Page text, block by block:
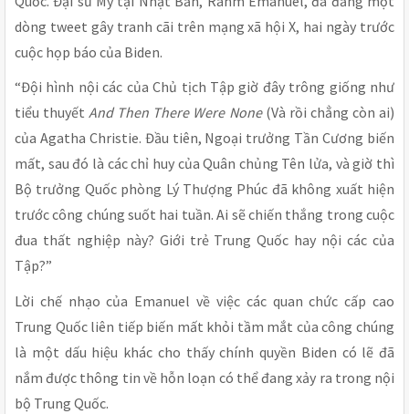
dòng tweet gây tranh cãi trên mạng xã hội X, hai ngày trước
cuộc họp báo của Biden.
“Đội hình nội các của Chủ tịch Tập giờ đây trông giống như
tiểu thuyếtAnd Then There Were None(Và rồi chẳng còn ai)
của Agatha Christie. Đầu tiên, Ngoại trưởng Tần Cương biến
mất, sau đó là các chỉ huy của Quân chủng Tên lửa, và giờ thì
Bộ trưởng Quốc phòng Lý Thượng Phúc đã không xuất hiện
trước công chúng suốt hai tuần. Ai sẽ chiến thắng trong cuộc
đua thất nghiệp này? Giới trẻ Trung Quốc hay nội các của
Tập?”
Lời chế nhạo của Emanuel về việc các quan chức cấp cao
Trung Quốc liên tiếp biến mất khỏi tầm mắt của công chúng
là một dấu hiệu khác cho thấy chính quyền Biden có lẽ đã
nắm được thông tin về hỗn loạn có thể đang xảy ra trong nội
bộ Trung Quốc.